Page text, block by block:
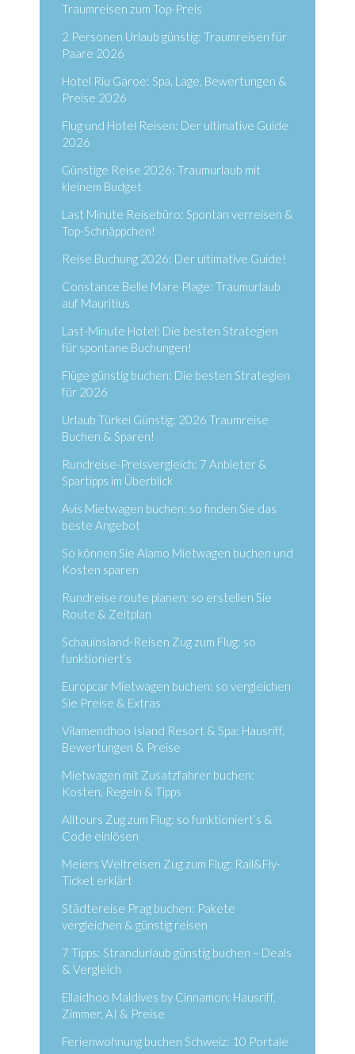
Traumreisen zum Top-Preis
2 Personen Urlaub günstig: Traumreisen für
Paare 2026
Hotel Riu Garoe: Spa, Lage, Bewertungen &
Preise 2026
Flug und Hotel Reisen: Der ultimative Guide
2026
Günstige Reise 2026: Traumurlaub mit
kleinem Budget
Last Minute Reisebüro: Spontan verreisen &
Top-Schnäppchen!
Reise Buchung 2026: Der ultimative Guide!
Constance Belle Mare Plage: Traumurlaub
auf Mauritius
Last-Minute Hotel: Die besten Strategien
für spontane Buchungen!
Flüge günstig buchen: Die besten Strategien
für 2026
Urlaub Türkei Günstig: 2026 Traumreise
Buchen & Sparen!
Rundreise-Preisvergleich: 7 Anbieter &
Spartipps im Überblick
Avis Mietwagen buchen: so finden Sie das
beste Angebot
So können Sie Alamo Mietwagen buchen und
Kosten sparen
Rundreise route planen: so erstellen Sie
Route & Zeitplan
Schauinsland-Reisen Zug zum Flug: so
funktioniert’s
Europcar Mietwagen buchen: so vergleichen
Sie Preise & Extras
Vilamendhoo Island Resort & Spa: Hausriff,
Bewertungen & Preise
Mietwagen mit Zusatzfahrer buchen:
Kosten, Regeln & Tipps
Alltours Zug zum Flug: so funktioniert’s &
Code einlösen
Meiers Weltreisen Zug zum Flug: Rail&Fly-
Ticket erklärt
Städtereise Prag buchen: Pakete
vergleichen & günstig reisen
7 Tipps: Strandurlaub günstig buchen – Deals
& Vergleich
Ellaidhoo Maldives by Cinnamon: Hausriff,
Zimmer, AI & Preise
Ferienwohnung buchen Schweiz: 10 Portale